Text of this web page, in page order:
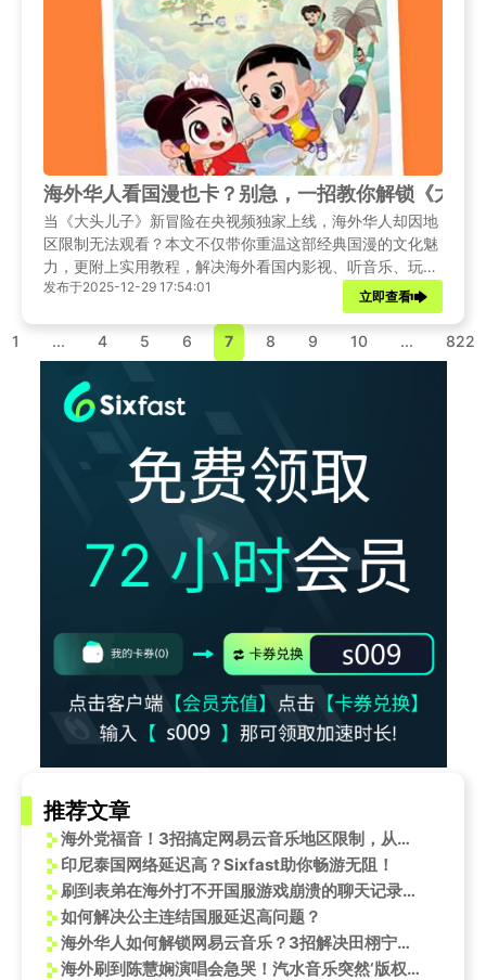
海外华人看国漫也卡？别急，一招教你解锁《大头
当《大头儿子》新冒险在央视频独家上线，海外华人却因地
区限制无法观看？本文不仅带你重温这部经典国漫的文化魅
力，更附上实用教程，解决海外看国内影视、听音乐、玩游
戏的各种‘锁区’烦恼。
发布于2025-12-29 17:54:01
立即查看
1 ... 4 5 6 7 8 9 10 ... 822
推荐文章
海外党福音！3招搞定网易云音乐地区限制，从此听歌不再卡顿
印尼泰国网络延迟高？Sixfast助你畅游无阻！
刷到表弟在海外打不开国服游戏崩溃的聊天记录，我才明白：乡愁原来是一道网络延迟的墙
如何解决公主连结国服延迟高问题？
海外华人如何解锁网易云音乐？3招解决田栩宁新歌《光焰》无法播放难题
海外刷到陈慧娴演唱会急哭！汽水音乐突然‘版权限制’？这3招亲测能救急